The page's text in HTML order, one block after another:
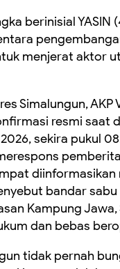
berinisial YASIN
menjerat aktor
Simalungun, AKP
resmi saat
sekira pukul
diinformasikan
bandar
Kampung Jawa,
dan bebas
tidak pernah